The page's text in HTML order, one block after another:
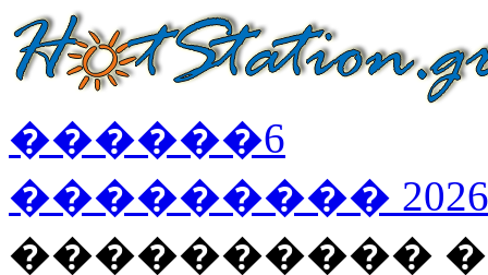
������6
��������� 2026
����������